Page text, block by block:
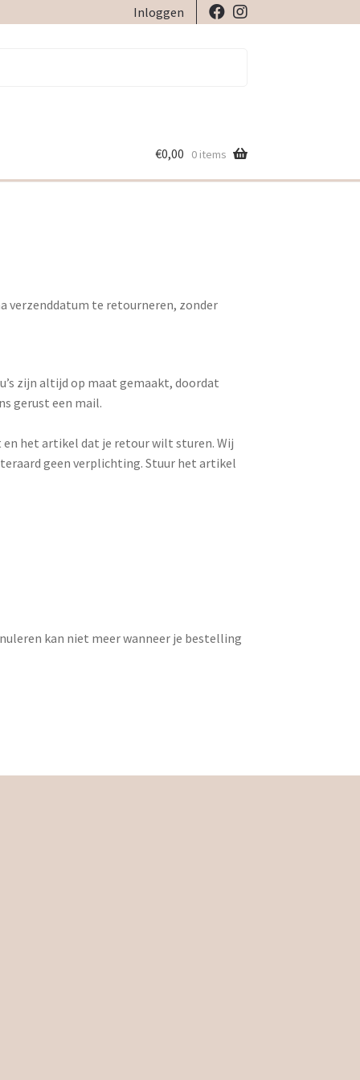
Inloggen
€0,00 0 items
verzenddatum te retourneren, zonder
zijn altijd op maat gemaakt, doordat
gerust een mail.
het artikel dat je retour wilt sturen. Wij
geen verplichting. Stuur het artikel
kan niet meer wanneer je bestelling